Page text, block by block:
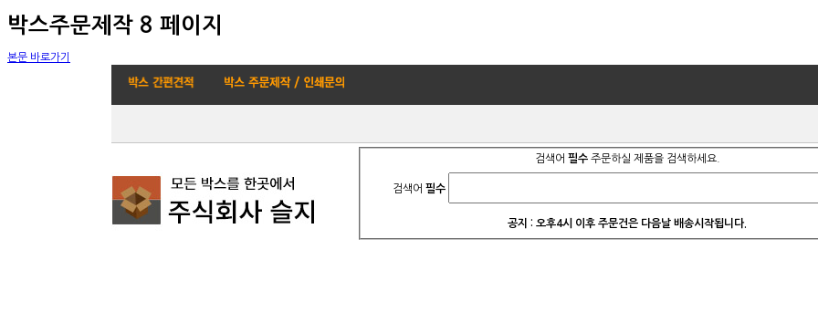
박스주문제작 8 페이지
본문 바로가기
검색어 필수 주문하실 제품을 검색하세요.
검색어 필수
공지 : 오후4시 이후 주문건은 다음날 배송시작됩니다.